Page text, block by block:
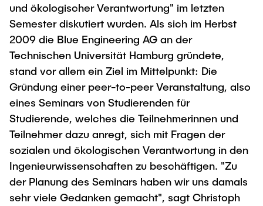
Internal Information
Continuing Education
Research & Transfer News
Interdisciplinary Workshop of the FSP
"Biobased Processes and Reactor
Technologies"
Mechanical Engineering
Research and institutes
Joint School of Multidisciplinary Studies
Institutes
Overview
und ökologischer Verantwortung" im letzten
Semester diskutiert wurden. Als sich im Herbst
2009 die Blue Engineering AG an der
Technischen Universität Hamburg gründete,
stand vor allem ein Ziel im Mittelpunkt: Die
Gründung einer peer-to-peer Veranstaltung, also
eines Seminars von Studierenden für
Studierende, welches die Teilnehmerinnen und
Teilnehmer dazu anregt, sich mit Fragen der
sozialen und ökologischen Verantwortung in den
Ingenieurwissenschaften zu beschäftigen. "Zu
der Planung des Seminars haben wir uns damals
sehr viele Gedanken gemacht", sagt Christoph